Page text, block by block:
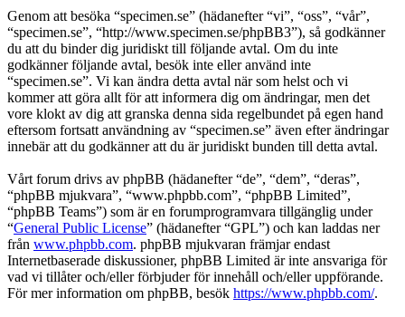
Genom att besöka “specimen.se” (hädanefter “vi”, “oss”, “vår”,
“specimen.se”, “http://www.specimen.se/phpBB3”), så godkänner
du att du binder dig juridiskt till följande avtal. Om du inte
godkänner följande avtal, besök inte eller använd inte
“specimen.se”. Vi kan ändra detta avtal när som helst och vi
kommer att göra allt för att informera dig om ändringar, men det
vore klokt av dig att granska denna sida regelbundet på egen hand
eftersom fortsatt användning av “specimen.se” även efter ändringar
innebär att du godkänner att du är juridiskt bunden till detta avtal.
Vårt forum drivs av phpBB (hädanefter “de”, “dem”, “deras”,
“phpBB mjukvara”, “www.phpbb.com”, “phpBB Limited”,
“phpBB Teams”) som är en forumprogramvara tillgänglig under
“General Public License” (hädanefter “GPL”) och kan laddas ner
från www.phpbb.com. phpBB mjukvaran främjar endast
Internetbaserade diskussioner, phpBB Limited är inte ansvariga för
vad vi tillåter och/eller förbjuder för innehåll och/eller uppförande.
För mer information om phpBB, besök https://www.phpbb.com/.